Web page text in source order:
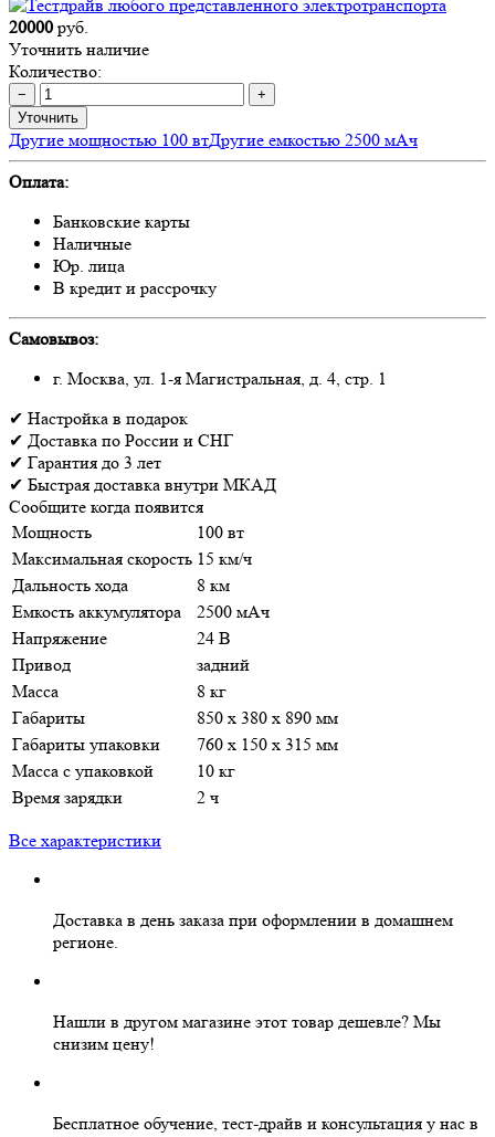
20000 руб.
Уточнить наличие
Количество:
−
+
Уточнить
Другие мощностью 100 втДругие емкостью 2500 мАч
Оплата:
Банковские карты
Наличные
Юр. лица
В кредит и рассрочку
Самовывоз:
г. Москва, ул. 1-я Магистральная, д. 4, стр. 1
✔ Настройка в подарок
✔ Доставка по России и СНГ
✔ Гарантия до 3 лет
✔ Быстрая доставка внутри МКАД
Сообщите когда появится
Мощность
100 вт
Максимальная скорость 15 км/ч
Дальность хода
8 км
Емкость аккумулятора
2500 мАч
Напряжение
24 В
Привод
задний
Масса
8 кг
Габариты
850 х 380 х 890 мм
Габариты упаковки
760 х 150 х 315 мм
Масса с упаковкой
10 кг
Время зарядки
2 ч
Все характеристики
Доставка в день заказа при оформлении в домашнем
регионе.
Нашли в другом магазине этот товар дешевле? Мы
снизим цену!
Бесплатное обучение, тест-драйв и консультация у нас в